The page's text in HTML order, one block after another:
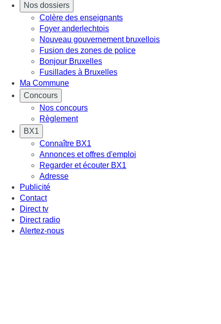
Nos dossiers
Colère des enseignants
Foyer anderlechtois
Nouveau gouvernement bruxellois
Fusion des zones de police
Bonjour Bruxelles
Fusillades à Bruxelles
Ma Commune
Concours
Nos concours
Règlement
BX1
Connaître BX1
Annonces et offres d'emploi
Regarder et écouter BX1
Adresse
Publicité
Contact
Direct tv
Direct radio
Alertez-nous